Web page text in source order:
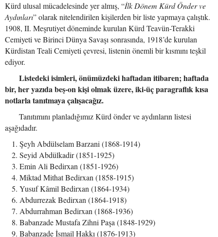
Kürd ulusal mücadelesinde yer almış, “İlk Dönem Kürd Önder ve
Aydınları” olarak nitelendirilen kişilerden bir liste yapmaya çalıştık.
1908, II. Meşrutiyet döneminde kurulan Kürd Teavün-Terakki
Cemiyeti ve Birinci Dünya Savaşı sonrasında, 1918’de kurulan
Kürdistan Teali Cemiyeti çevresi, listenin önemli bir kısmını teşkil
ediyor.
Listedeki isimleri, önümüzdeki haftadan itibaren; haftada
bir, her yazıda beş-on kişi olmak üzere, iki-üç paragraflık kısa
notlarla tanıtmaya çalışacağız.
Tanıtımını planladığımız Kürd önder ve aydınların listesi
aşağıdadır.
Şeyh Abdülselam Barzani (1868-1914)
Seyid Abdülkadir (1851-1925)
Emin Ali Bedirxan (1851-1926)
Miktad Mithat Bedirxan (1858-1915)
Yusuf Kâmil Bedirxan (1864-1934)
Abdurrezak Bedirxan (1864-1918)
Abdurrahman Bedirxan (1868-1936)
Babanzade Mustafa Zihni Paşa (1848-1929)
Babanzade İsmail Hakkı (1876-1913)